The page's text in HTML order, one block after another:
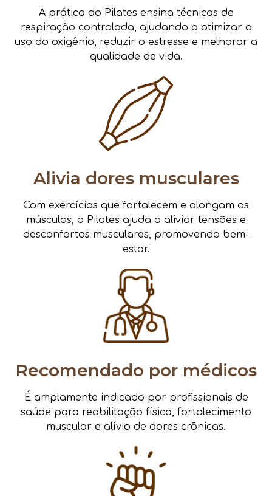
A prática do Pilates ensina técnicas de
respiração controlada, ajudando a otimizar o
uso do oxigênio, reduzir o estresse e melhorar a
qualidade de vida.
Alivia dores musculares
Com exercícios que fortalecem e alongam os
músculos, o Pilates ajuda a aliviar tensões e
desconfortos musculares, promovendo bem-
estar.
Recomendado por médicos
É amplamente indicado por profissionais de
saúde para reabilitação física, fortalecimento
muscular e alívio de dores crônicas.